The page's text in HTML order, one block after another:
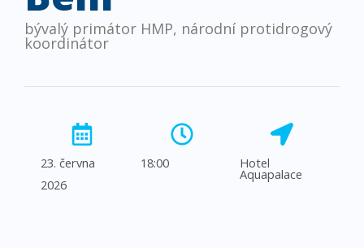
bývalý primátor HMP, národní protidrogový
koordinátor
23. června
2026
18:00 Hotel
Aquapalace